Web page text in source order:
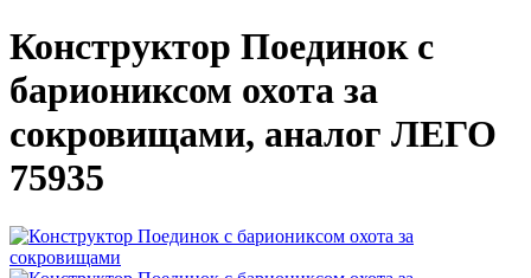
Конструктор Поединок с
бариониксом охота за
сокровищами, аналог ЛЕГО
75935